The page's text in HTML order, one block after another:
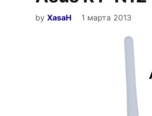
by XasaH 1 марта 2013